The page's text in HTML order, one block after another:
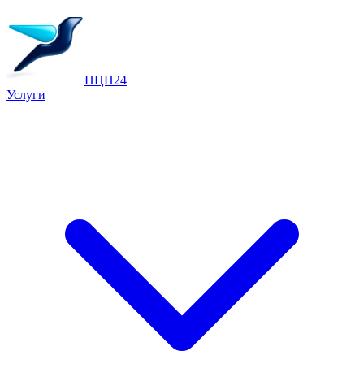
НЦП24
Услуги